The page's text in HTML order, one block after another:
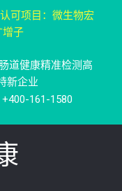
可项目：微生物宏
增子
道健康精准检测高
新企业
+400-161-1580